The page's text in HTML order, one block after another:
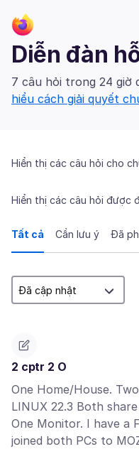
Diễn đàn
7 câu hỏi trong 24 giờ
hiểu cách giải quyết
Hiển thị các câu hỏi cho
Hiển thị các câu hỏi được
Tất cả Cần lưu ý Đã
2 cptr 2 O
One Home/House.
LINUX 22.3 Both
One Monitor. I have a
joined both PCs to